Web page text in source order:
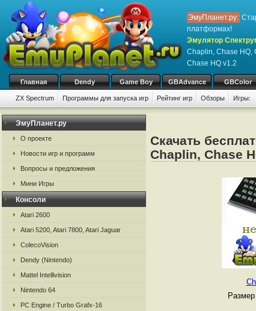
ЭмуПланет.ру:
платформах!
Эмулятор
Chaplin, Chase HQ,
Chase HQ v1.2
Главная Dendy Game Boy GBAdvance GBColor
ZX Spectrum Программы для запуска игр Рейтинг игр Обзоры Игры:
ЭмуПланет.ру
О проекте
Новости игр и программ
Вопросы и предложения
Мини Игры
Консоли
Atari 2600
Atari 5200, Atari 7800, Atari Jaguar
ColecoVision
Dendy (Nintendo)
Mattel Intellivision
Nintendo 64
PC Engine / Turbo Grafx-16
Скачать
Chaplin, Chase